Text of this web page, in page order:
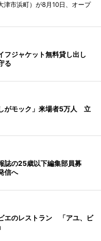
津市浜町）が8月10日、オープ
フジャケット無料貸し出し
る
がモック」来場者5万人 立
誌の25歳以下編集部員募
信へ
エのレストラン 「アユ、ビ